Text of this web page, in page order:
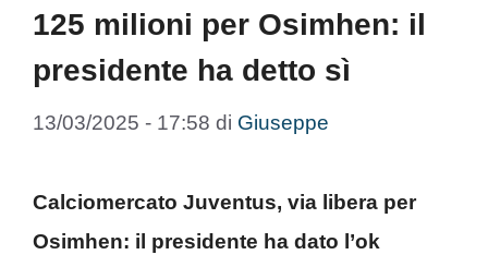
125 milioni per Osimhen: il
presidente ha detto sì
13/03/2025 - 17:58 di Giuseppe
Calciomercato Juventus, via libera per
Osimhen: il presidente ha dato l’ok